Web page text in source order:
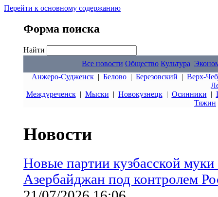
Перейти к основному содержанию
Форма поиска
Найти
Все новости Общество Культура
Анжеро-Судженск | Белово | Березовский | Верх-
Междуреченск| Мыски | Новокузнецк| Осинники |
Тяжин
Новости
Новые партии кузбасской
Азербайджан под контролем